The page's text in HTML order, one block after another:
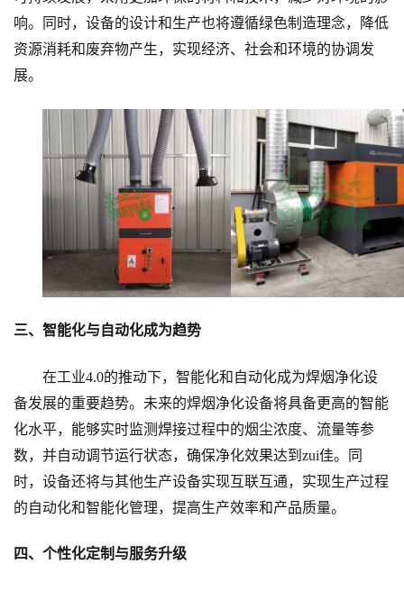
响。同时，设备的设计和生产也将遵循绿色制造理念，降低
资源消耗和废弃物产生，实现经济、社会和环境的协调发
展。
三、智能化与自动化成为趋势
在工业4.0的推动下，智能化和自动化成为焊烟净化设
备发展的重要趋势。未来的焊烟净化设备将具备更高的智能
化水平，能够实时监测焊接过程中的烟尘浓度、流量等参
数，并自动调节运行状态，确保净化效果达到zui佳。同
时，设备还将与其他生产设备实现互联互通，实现生产过程
的自动化和智能化管理，提高生产效率和产品质量。
四、个性化定制与服务升级